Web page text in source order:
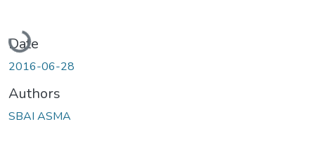
Loading...
Date
2016-06-28
Authors
SBAI ASMA